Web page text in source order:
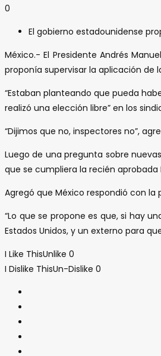
0
El gobierno estadounidense
México.- El Presidente Andrés
proponía supervisar la aplicación de
“Estaban planteando que pueda
realizó una elección libre” en los
“Dijimos que no, inspectores no”,
Luego de una pregunta sobre
que se cumpliera la recién aprobada
Agregó que México respondió con
“Lo que se propone es que, si hay
Estados Unidos, y un externo para
I Like ThisUnlike 0
I Dislike ThisUn-Dislike 0